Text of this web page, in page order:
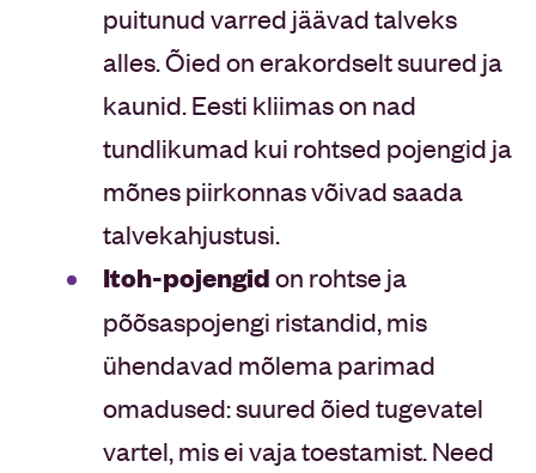
puitunud varred jäävad talveks
alles. Õied on erakordselt suured ja
kaunid. Eesti kliimas on nad
tundlikumad kui rohtsed pojengid ja
mõnes piirkonnas võivad saada
talvekahjustusi.
Itoh-pojengidon rohtse ja
põõsaspojengi ristandid, mis
ühendavad mõlema parimad
omadused: suured õied tugevatel
vartel, mis ei vaja toestamist. Need